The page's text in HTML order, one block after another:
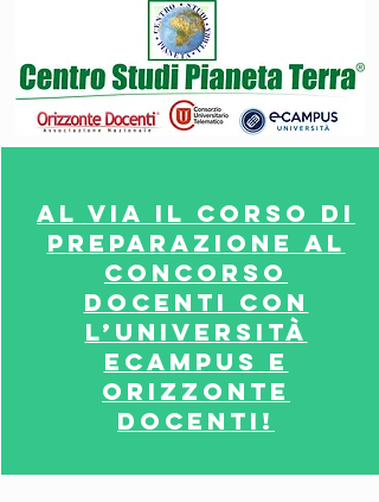
Al via il corso di
preparazione al
concorso
docenti con
l’Università
Ecampus e
Orizzonte
Docenti!